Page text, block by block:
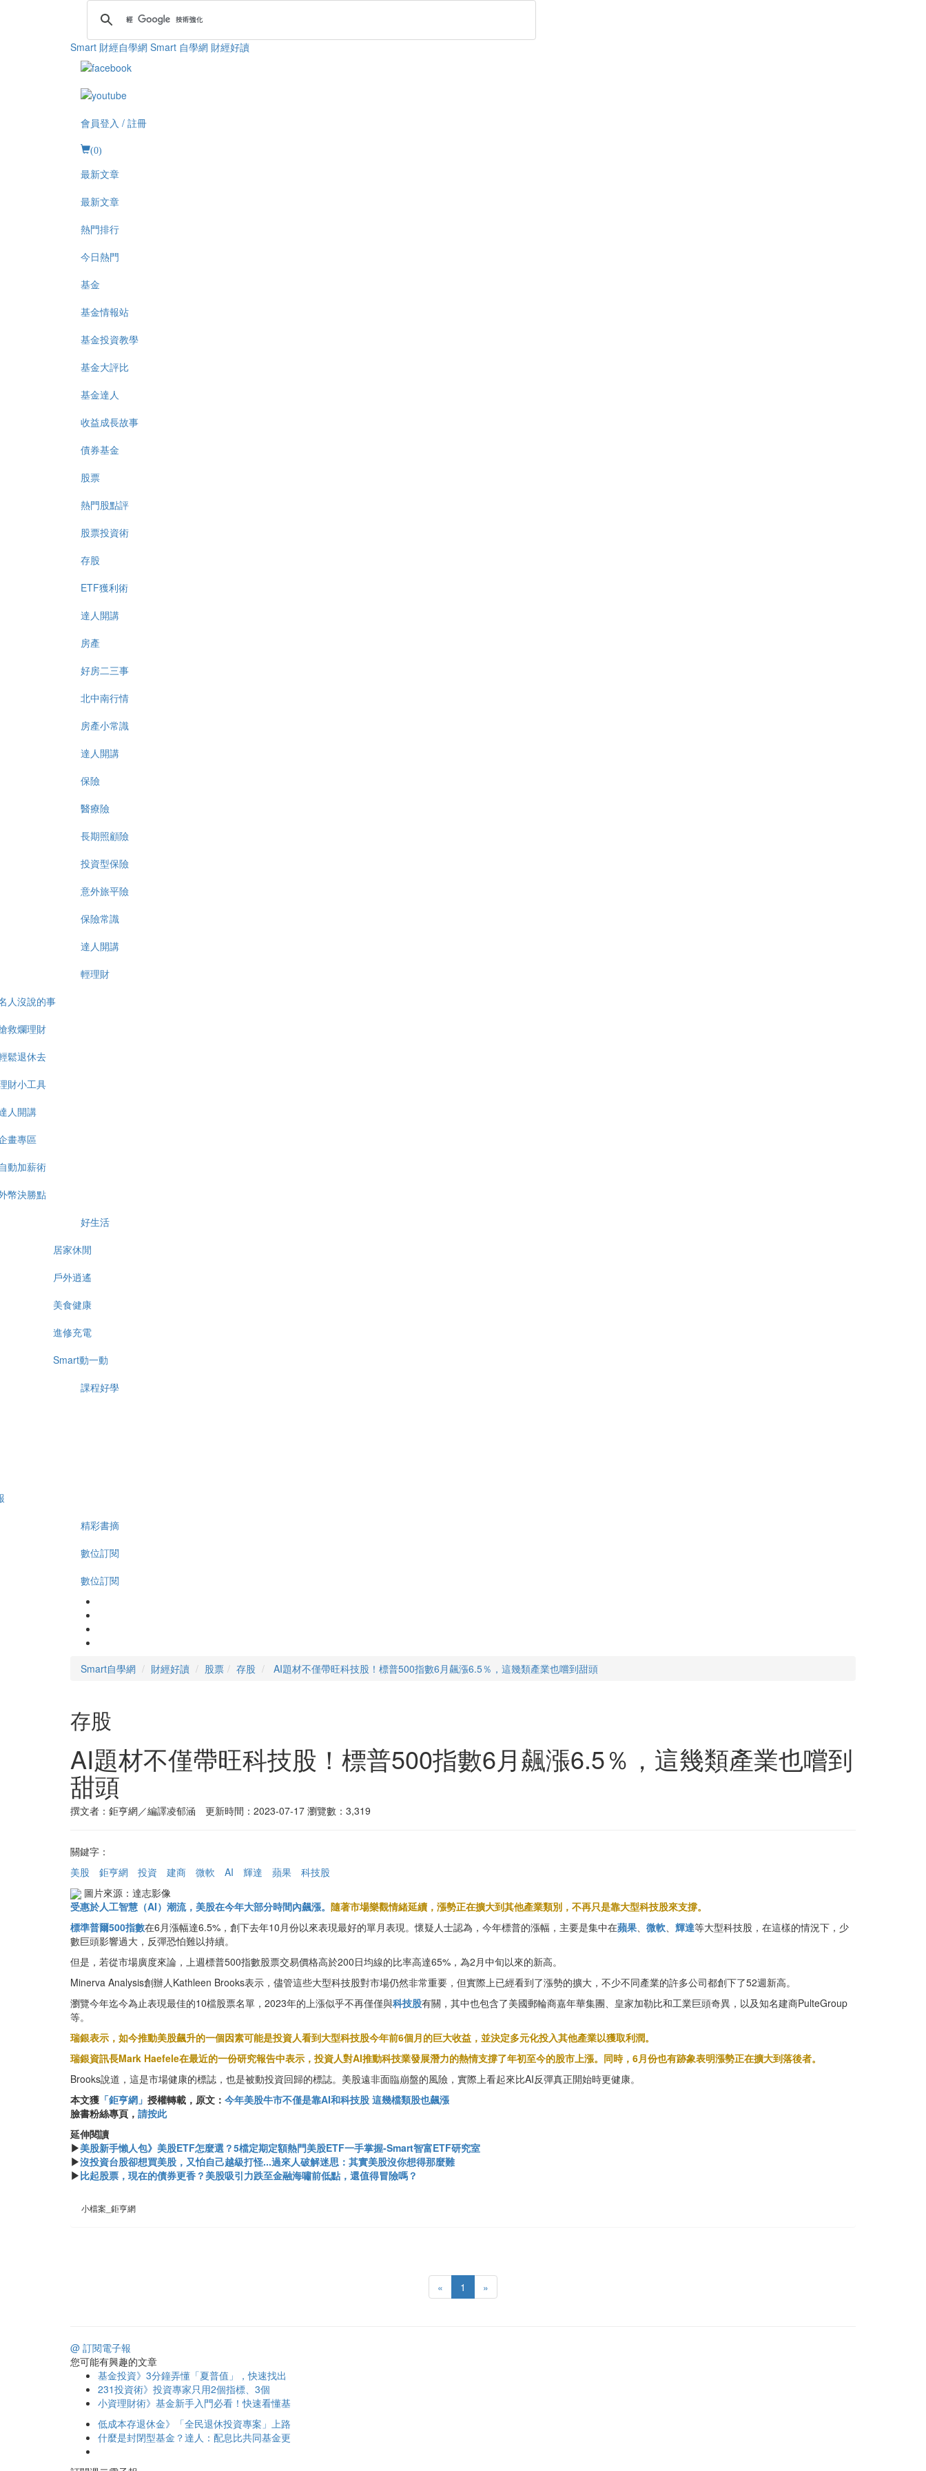
Smart 財經自學網 Smart 自學網 財經好讀
會員登入 / 註冊
(0)
最新文章
最新文章
熱門排行
今日熱門
基金
基金情報站
基金投資教學
基金大評比
基金達人
收益成長故事
債券基金
股票
熱門股點評
股票投資術
存股
ETF獲利術
達人開講
房產
好房二三事
北中南行情
房產小常識
達人開講
保險
醫療險
長期照顧險
投資型保險
意外旅平險
保險常識
達人開講
輕理財
人沒說的事
救爛理財
鬆退休去
財小工具
人開講
畫專區
動加薪術
幣決勝點
好生活
居家休閒
戶外逍遙
美食健康
進修充電
Smart動一動
課程好學
精彩書摘
數位訂閱
數位訂閱
Smart自學網 財經好讀 股票 存股 AI題材不僅帶旺科技股！標普500指數6月飆漲6.5％，這幾類產業也嚐到甜頭
存股
AI題材不僅帶旺科技股！標普500指數6月飆漲6.5％，這幾類產業也嚐到
甜頭
撰文者：鉅亨網／編譯凌郁涵 更新時間：2023-07-17 瀏覽數：3,319
關鍵字：
美股
鉅亨網 投資 建商 微軟 AI 輝達 蘋果
科技股
圖片來源：達志影像
受惠於人工智慧（AI）潮流，美股在今年大部分時間內飆漲。 隨著市場樂觀情緒延續，漲勢正在擴大到其他產業類別，不再只是靠大型科技股來支撐。
標準普爾500指數在6月漲幅達6.5%，創下去年10月份以來表現最好的單月表現。懷疑人士認為，今年標普的漲幅，主要是集中在蘋果、 微軟、 輝達等大型科技股，在這樣的情況下，少
數巨頭影響過大，反彈恐怕難以持續。
但是，若從市場廣度來論，上週標普500指數股票交易價格高於200日均線的比率高達65%，為2月中旬以來的新高。
Minerva Analysis創辦人Kathleen Brooks表示，儘管這些大型科技股對市場仍然非常重要，但實際上已經看到了漲勢的擴大，不少不同產業的許多公司都創下了52週新高。
瀏覽今年迄今為止表現最佳的10檔股票名單，2023年的上漲似乎不再僅僅與科技股有關，其中也包含了美國郵輪商嘉年華集團、皇家加勒比和工業巨頭奇異，以及知名建商PulteGroup
等。
瑞銀表示，如今推動美股飆升的一個因素可能是投資人看到大型科技股今年前6個月的巨大收益，並決定多元化投入其他產業以獲取利潤。
瑞銀資訊長Mark Haefele在最近的一份研究報告中表示，投資人對AI推動科技業發展潛力的熱情支撐了年初至今的股市上漲。同時，6月份也有跡象表明漲勢正在擴大到落後者。
Brooks說道，這是市場健康的標誌，也是被動投資回歸的標誌。美股遠非面臨崩盤的風險，實際上看起來比AI反彈真正開始時更健康。
本文獲 「鉅亨網」 授權轉載，原文： 今年美股牛市不僅是靠AI和科技股 這幾檔類股也飆漲
臉書粉絲專頁， 請按此
延伸閱讀
▶美股新手懶人包》美股ETF怎麼選？5檔定期定額熱門美股ETF一手掌握-Smart智富ETF研究室
▶沒投資台股卻想買美股，又怕自己越級打怪...過來人破解迷思：其實美股沒你想得那麼難
▶比起股票，現在的債券更香？美股吸引力跌至金融海嘯前低點，還值得冒險嗎？
小檔案_鉅亨網
« 1 »
@ 訂閱電子報
您可能有興趣的文章
基金投資》3分鐘弄懂「夏普值」，快速找出
231投資術》投資專家只用2個指標、3個
小資理財術》基金新手入門必看！快速看懂基
低成本存退休金》「全民退休投資專案」上路
什麼是封閉型基金？達人：配息比共同基金更